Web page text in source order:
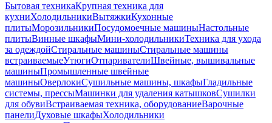
Бытовая техникаКрупная техника для
кухниХолодильникиВытяжкиКухонные
плитыМорозильникиПосудомоечные машиныНастольные
плитыВинные шкафыМини-холодильникиТехника для ухода
за одеждойСтиральные машиныСтиральные машины
встраиваемыеУтюгиОтпаривателиШвейные, вышивальные
машиныПромышленные швейные
машиныОверлокиСушильные машины, шкафыГладильные
системы, прессыМашинки для удаления катышковСушилки
для обувиВстраиваемая техника, оборудованиеВарочные
панелиДуховые шкафыХолодильники